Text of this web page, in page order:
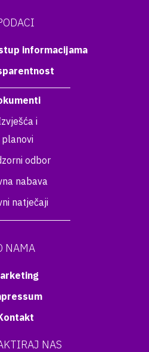
informacijama
i
planovi
odbor
nabava
natječaji
NAMA
NAS